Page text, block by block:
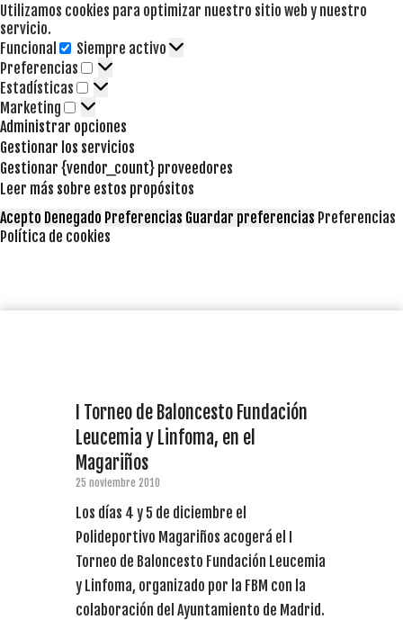
Utilizamos cookies para optimizar nuestro sitio web y nuestro
servicio.
Funcional
Funcional
Siempre activo
Preferencias
Preferencias
Estadísticas Estadísticas
Marketing Marketing
Administrar opciones
Gestionar los servicios
Gestionar {vendor_count} proveedores
Leer más sobre estos propósitos
Acepto Denegado Preferencias Guardar preferencias Preferencias
Política de cookies
I Torneo de Baloncesto Fundación
Leucemia y Linfoma, en el
Magariños
25 noviembre 2010
Los días 4 y 5 de diciembre el
Polideportivo Magariños acogerá el I
Torneo de Baloncesto Fundación Leucemia
y Linfoma, organizado por la FBM con la
colaboración del Ayuntamiento de Madrid.